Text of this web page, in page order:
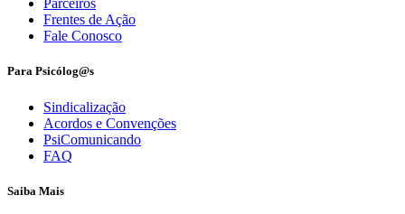
Parceiros
Frentes de Ação
Fale Conosco
Para Psicólog@s
Sindicalização
Acordos e Convenções
PsiComunicando
FAQ
Saiba Mais